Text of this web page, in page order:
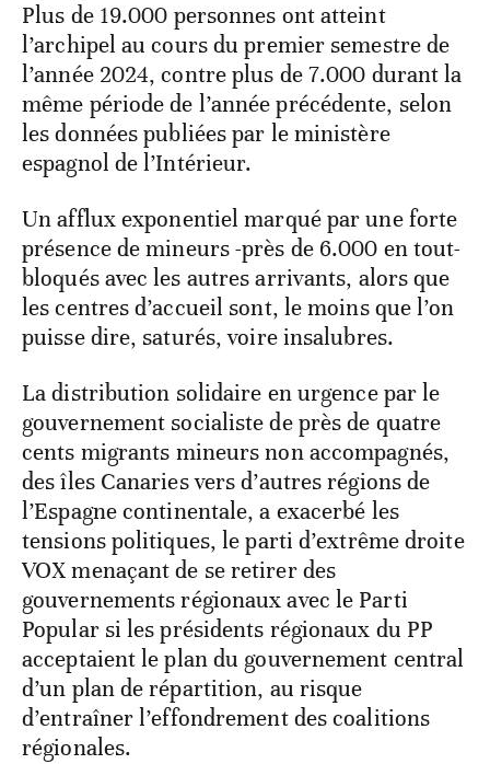
Plus de 19.000 personnes ont atteint
l’archipel au cours du premier semestre de
l’année 2024, contre plus de 7.000 durant la
même période de l’année précédente, selon
les données publiées par le ministère
espagnol de l’Intérieur.
Un afflux exponentiel marqué par une forte
présence de mineurs -près de 6.000 en tout-
bloqués avec les autres arrivants, alors que
les centres d’accueil sont, le moins que l’on
puisse dire, saturés, voire insalubres.
La distribution solidaire en urgence par le
gouvernement socialiste de près de quatre
cents migrants mineurs non accompagnés,
des îles Canaries vers d’autres régions de
l’Espagne continentale, a exacerbé les
tensions politiques, le parti d’extrême droite
VOX menaçant de se retirer des
gouvernements régionaux avec le Parti
Popular si les présidents régionaux du PP
acceptaient le plan du gouvernement central
d’un plan de répartition, au risque
d’entraîner l’effondrement des coalitions
régionales.